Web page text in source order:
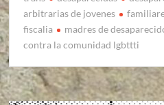
arbitrarias de jovenes
fiscalia
madres de
contra la comunidad lgbttti